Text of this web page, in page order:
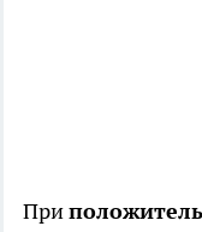
При